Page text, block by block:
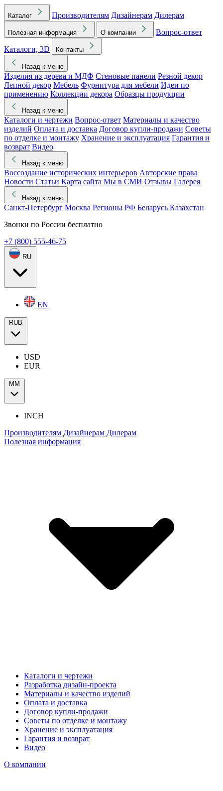
Каталог Производителям Дизайнерам Дилерам
Полезная информация О компании
Вопрос-ответ
Каталоги, 3D
Контакты
Назад к меню
Изделия из дерева и МДФ Стеновые панели Резной декор
Лепной декор Мебель Фурнитура для мебели Идеи по
применению Коллекции декора Образцы продукции
Назад к меню
Каталоги и чертежи Вопрос-ответ Материалы и качество
изделий Оплата и доставка Договор купли-продажи Советы
по отделке и монтажу Хранение и эксплуатация Гарантия и
возврат Видео
Назад к меню
Воссоздание исторических интерьеров Авторские права
Новости Статьи Карта сайта Мы в СМИ Отзывы Галерея
Назад к меню
Санкт-Петербург Москва Регионы РФ Беларусь Казахстан
Звонки по России бесплатно
+7 (800) 555-46-75
RU
EN
RUB
USD
EUR
ММ
INCH
Производителям Дизайнерам Дилерам
Полезная информация
Каталоги и чертежи
Разработка дизайн-проекта
Материалы и качество изделий
Оплата и доставка
Договор купли-продажи
Советы по отделке и монтажу
Хранение и эксплуатация
Гарантия и возврат
Видео
О компании